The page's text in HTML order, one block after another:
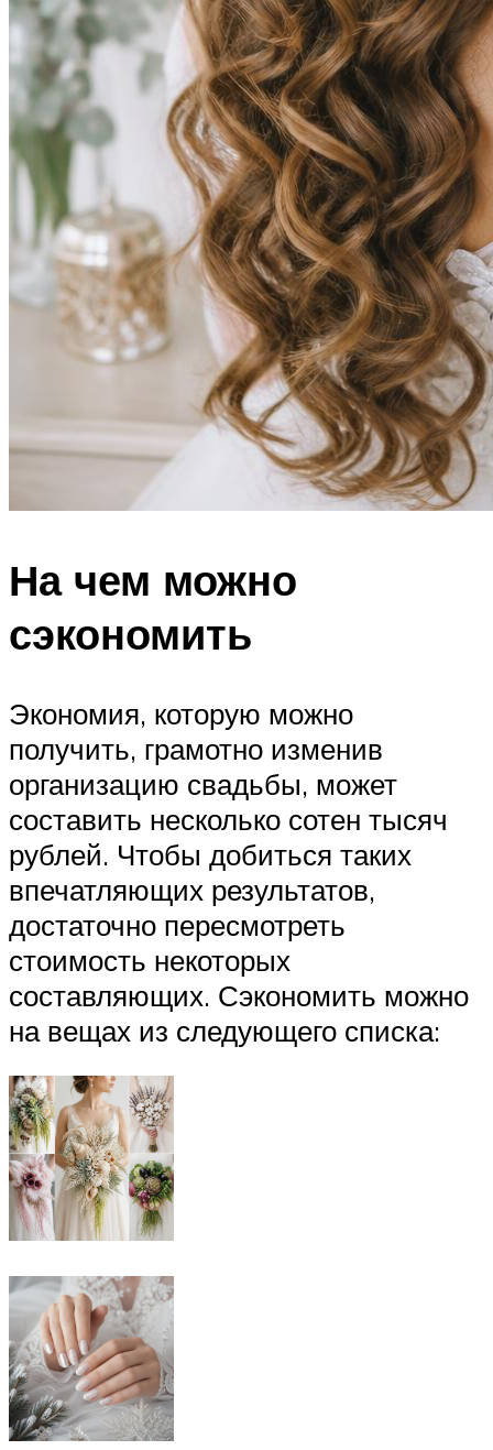
На чем можно
сэкономить
Экономия, которую можно
получить, грамотно изменив
организацию свадьбы, может
составить несколько сотен тысяч
рублей. Чтобы добиться таких
впечатляющих результатов,
достаточно пересмотреть
стоимость некоторых
составляющих. Сэкономить можно
на вещах из следующего списка: